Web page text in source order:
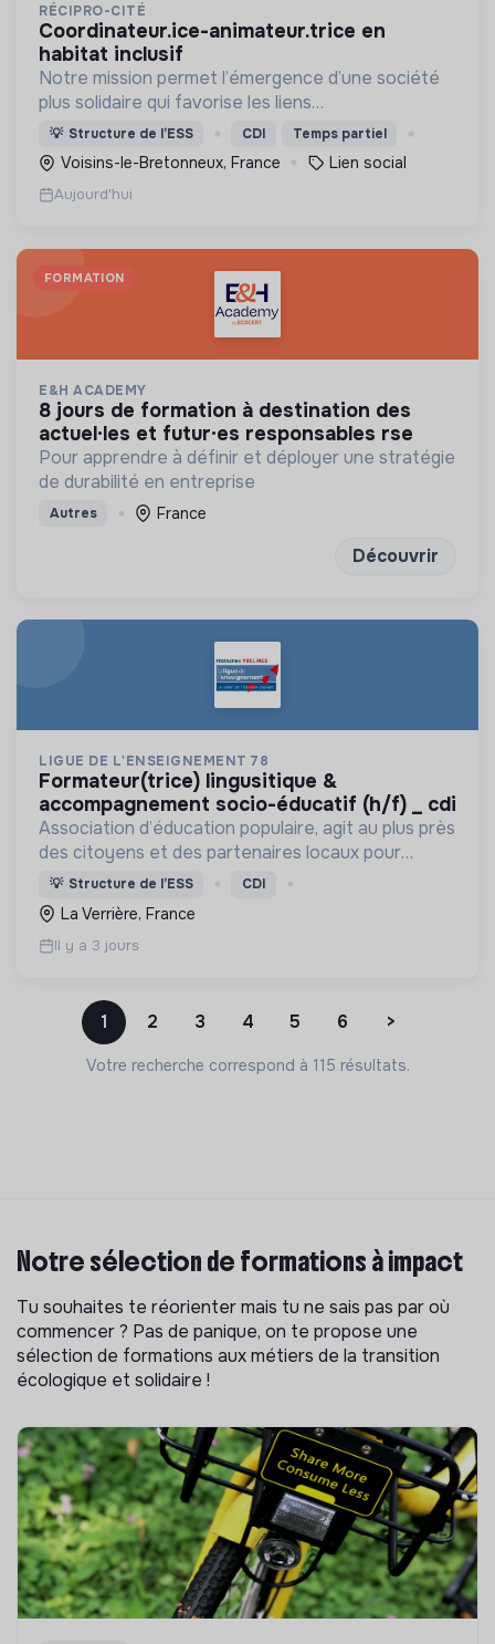
RÉCIPRO-CITÉ
coordinateur.ice-animateur.trice en
habitat inclusif
Notre mission permet l’émergence d’une société
plus solidaire qui favorise les liens
intergénérationnels pour accompagner le
vieillissement de la population et agir contre le
délitement du lien social
💡 Structure de l’ESS CDI Temps partiel
Voisins-le-Bretonneux, France Lien social
Aujourd'hui
FORMATION
E&H ACADEMY
8 jours de formation à destination des
actuel·les et futur·es responsables rse
Pour apprendre à définir et déployer une stratégie
de durabilité en entreprise
Autres France
Découvrir
LIGUE DE L'ENSEIGNEMENT 78
formateur(trice) lingusitique &
accompagnement socio-éducatif (h/f) _ cdi
Association d’éducation populaire, agit au plus près
des citoyens et des partenaires locaux pour
promouvoir le lien social, agir pour l’éducation et la
citoyenneté et faire vivre la Laïcité.
💡 Structure de l’ESS CDI
La Verrière, France
Il y a 3 jours
1 2 3 4 5 6 >
Votre recherche correspond à 115 résultats.
Notre sélection de formations à impact
Tu souhaites te réorienter mais tu ne sais pas par où
commencer ? Pas de panique, on te propose une
sélection de formations aux métiers de la transition
écologique et solidaire !